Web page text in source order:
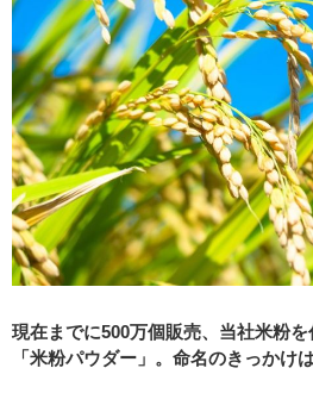
現在までに500万個販売、当社米粉
「米粉パウダー」。命名のきっかけ